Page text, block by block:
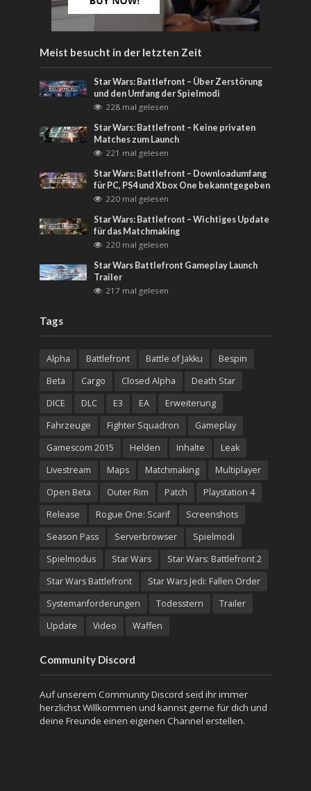
Meist besucht in der letzten Zeit
Star Wars: Battlefront – Über Zerstörung
und den Umfang der Spielmodi
228 mal gelesen
Star Wars: Battlefront – Keine privaten
Matches zum Launch
221 mal gelesen
Star Wars: Battlefront – Downloadumfang
für PC, PS4 und Xbox One bekanntgegeben
220 mal gelesen
Star Wars: Battlefront – Wichtiges Update
für das Matchmaking
220 mal gelesen
Star Wars Battlefront Gameplay Launch
Trailer
217 mal gelesen
Tags
Alpha Battlefront Battle of Jakku
Bespin
Beta
Cargo Closed Alpha
Death Star
DICE
DLC E3 EA
Erweiterung
Fahrzeuge
Fighter Squadron
Gameplay
Gamescom 2015
Helden Inhalte
Leak
Livestream
Maps Matchmaking
Multiplayer
Open Beta
Outer Rim Patch
Playstation 4
Release
Rogue One: Scarif
Screenshots
Season Pass
Serverbrowser
Spielmodi
Spielmodus
Star Wars
Star Wars: Battlefront 2
Star Wars Battlefront
Star Wars Jedi: Fallen Order
Systemanforderungen
Todesstern
Trailer
Update
Video Waffen
Community Discord
Auf unserem Community Discord seid ihr immer
herzlichst Willkommen und kannst gerne für dich und
deine Freunde einen eigenen Channel erstellen.